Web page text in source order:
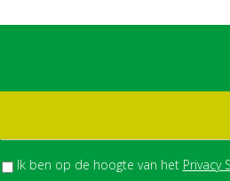
Ik ben op de hoogte van het Privacy